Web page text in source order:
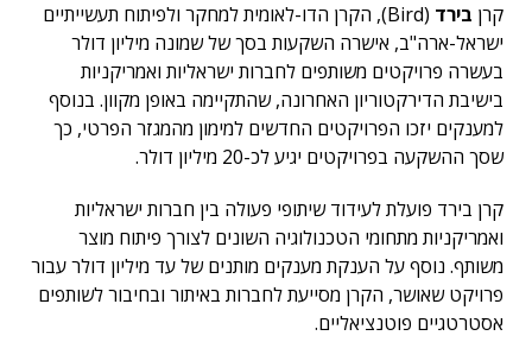
קרן בירד
(Bird), הקרן הדו-לאומית למחקר ולפיתוח תעשייתיים
ישראל-ארה"ב, אישרה השקעות בסך של שמונה מיליון דולר
בעשרה פרויקטים משותפים לחברות ישראליות ואמריקניות
בישיבת הדירקטוריון האחרונה, שהתקיימה באופן מקוון. בנוסף
למענקים יזכו הפרויקטים החדשים למימון מהמגזר הפרטי, כך
שסך ההשקעה בפרויקטים יגיע לכ-20 מיליון דולר.
קרן בירד פועלת לעידוד שיתופי פעולה בין חברות ישראליות
ואמריקניות מתחומי הטכנולוגיה השונים לצורך פיתוח מוצר
משותף. נוסף על הענקת מענקים מותנים של עד מיליון דולר עבור
פרויקט שאושר, הקרן מסייעת לחברות באיתור ובחיבור לשותפים
אסטרטגיים פוטנציאליים.